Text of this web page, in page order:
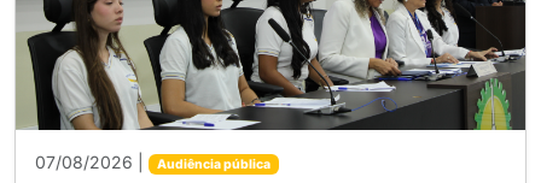
07/08/2026 | Audiência pública